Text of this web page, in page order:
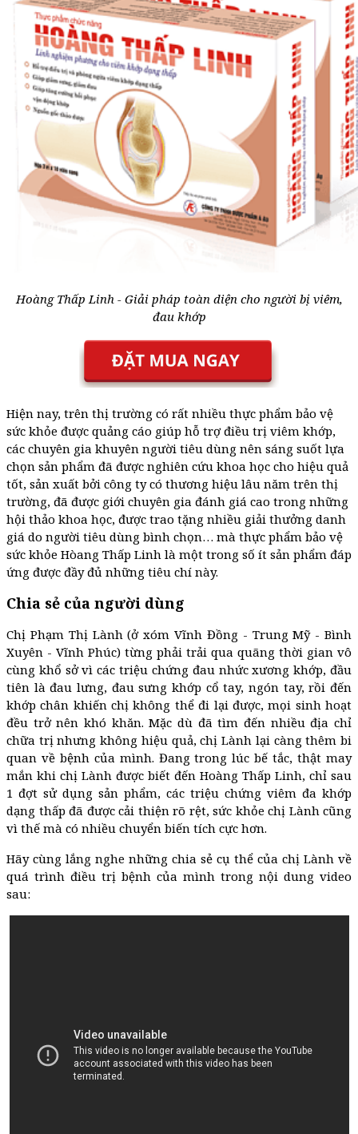
Hoàng Thấp Linh - Giải pháp toàn diện cho người bị viêm,
đau khớp
Hiện nay, trên thị trường có rất nhiều thực phẩm bảo vệ
sức khỏe được quảng cáo giúp hỗ trợ điều trị viêm khớp,
các chuyên gia khuyên người tiêu dùng nên sáng suốt lựa
chọn sản phẩm đã được nghiên cứu khoa học cho hiệu quả
tốt, sản xuất bởi công ty có thương hiệu lâu năm trên thị
trường, đã được giới chuyên gia đánh giá cao trong những
hội thảo khoa học, được trao tặng nhiều giải thưởng danh
giá do người tiêu dùng bình chọn… mà thực phẩm bảo vệ
sức khỏe Hòang Thấp Linh là một trong số ít sản phẩm đáp
ứng được đầy đủ những tiêu chí này.
Chia sẻ của người dùng
Chị Phạm Thị Lành (ở xóm Vĩnh Đồng - Trung Mỹ - Bình
Xuyên - Vĩnh Phúc) từng phải trải qua quãng thời gian vô
cùng khổ sở vì các triệu chứng đau nhức xương khớp, đầu
tiên là đau lưng, đau sưng khớp cổ tay, ngón tay, rồi đến
khớp chân khiến chị không thể đi lại được, mọi sinh hoạt
đều trở nên khó khăn. Mặc dù đã tìm đến nhiều địa chỉ
chữa trị nhưng không hiệu quả, chị Lành lại càng thêm bi
quan về bệnh của mình. Đang trong lúc bế tắc, thật may
mắn khi chị Lành được biết đến Hoàng Thấp Linh, chỉ sau
1 đợt sử dụng sản phẩm, các triệu chứng viêm đa khớp
dạng thấp đã được cải thiện rõ rệt, sức khỏe chị Lành cũng
vì thế mà có nhiều chuyển biến tích cực hơn.
Hãy cùng lắng nghe những chia sẻ cụ thể của chị Lành về
quá trình điều trị bệnh của mình trong nội dung video
sau: